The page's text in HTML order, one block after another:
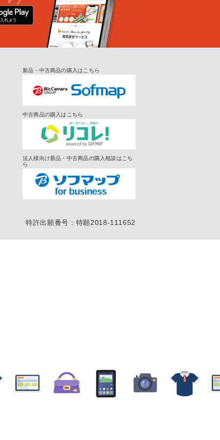
新品・中古商品の購入はこちら
中古商品の購入はこちら
法人様向け新品・中古商品の購入相談はこち
ら
特許出願番号：特願2018-111652